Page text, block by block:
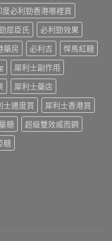
度必利勁香港哪裡買
屈臣氏
必利勁效果
藥房 必利吉
悍馬紅糖
犀利士副作用
犀利士藥店
士邊度買
犀利士香港買
糖
超級雙效威而鋼
糖